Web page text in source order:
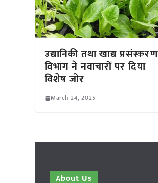
उद्यानिकी तथा खाद्य प्रसंस्करण
विभाग ने नवाचारों पर दिया
विशेष जोर
March 24, 2025
About Us